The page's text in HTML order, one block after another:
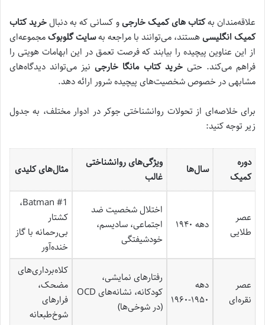
علاقه‌مندان بهکتاب های کمیک خارجیو کسانی که به دنبالخرید کتاب
کمیک انگلیسیهستند، می‌توانند با مراجعه بهسایت گلوبوکمجموعه‌ای
از این عناوین پیچیده را بیابند که فرصت تعمق در این ابهامات هویتی را
فراهم می‌کند. حتیخرید کتاب مانگا خارجینیز می‌تواند دیدگاه‌های
مشابهی در خصوص شخصیت‌های پیچیده شرور ارائه دهد.
برای خلاصه‌ای از تحولات روانشناختی جوکر در ادوار مختلف، به جدول
زیر توجه کنید:
دوره
کمیک
سال‌ها
ویژگی‌های روانشناختی
غالب
مثال‌های کلیدی
عصر
طلایی
دهه ۱۹۴۰
اختلال شخصیت ضد
اجتماعی، سادیسم،
خودشیفتگی
Batman #1،
کشتار
بی‌رحمانه با گاز
خنده‌آور
عصر
نقره‌ای
دهه
۱۹۵۰-۱۹۶۰
رفتارهای نمایشی،
کودکانه، نشانه‌های OCD
(در شوخی‌ها)
کلاه‌برداری‌های
مضحک،
فرارهای
شوخ‌طبعانه